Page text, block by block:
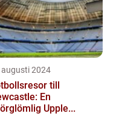
augusti 2024
till
En
Upple...